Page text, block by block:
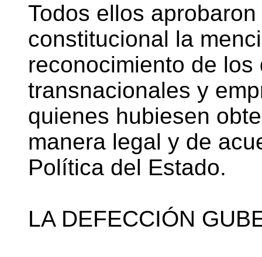
Todos ellos
constitucional la
reconocimiento de
transnacionales y
quienes hubiesen
manera legal y de
Política del Estado.
LA DEFECCIÓN